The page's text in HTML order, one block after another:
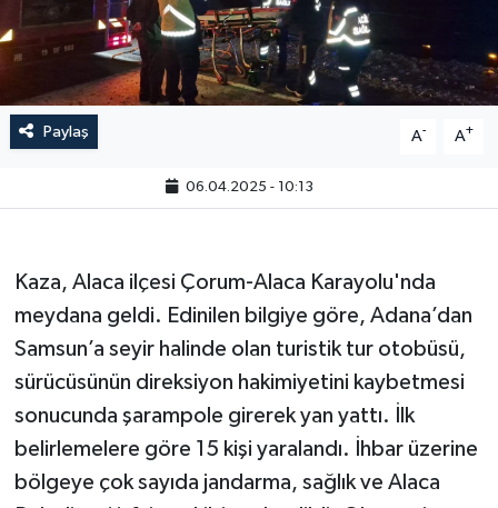
Paylaş A- A+
06.04.2025 - 10:13
Kaza, Alaca ilçesi Çorum-Alaca Karayolu'nda
meydana geldi. Edinilen bilgiye göre, Adana’dan
Samsun’a seyir halinde olan turistik tur otobüsü,
sürücüsünün direksiyon hakimiyetini kaybetmesi
sonucunda şarampole girerek yan yattı. İlk
belirlemelere göre 15 kişi yaralandı. İhbar üzerine
bölgeye çok sayıda jandarma, sağlık ve Alaca